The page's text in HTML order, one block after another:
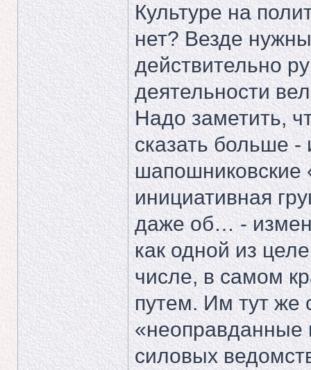
Культуре на
нет? Везде
действительно
деятельности
Надо заметить,
сказать больше -
шапошниковские
инициативная
даже об… -
как одной из
числе, в самом
путем. Им тут же
«неоправданные
силовых